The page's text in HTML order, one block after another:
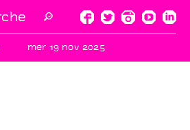
🔎
mer 19 nov 2025